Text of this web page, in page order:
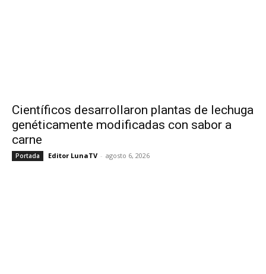
Científicos desarrollaron plantas de lechuga
genéticamente modificadas con sabor a
carne
Portada Editor LunaTV - agosto 6, 2026